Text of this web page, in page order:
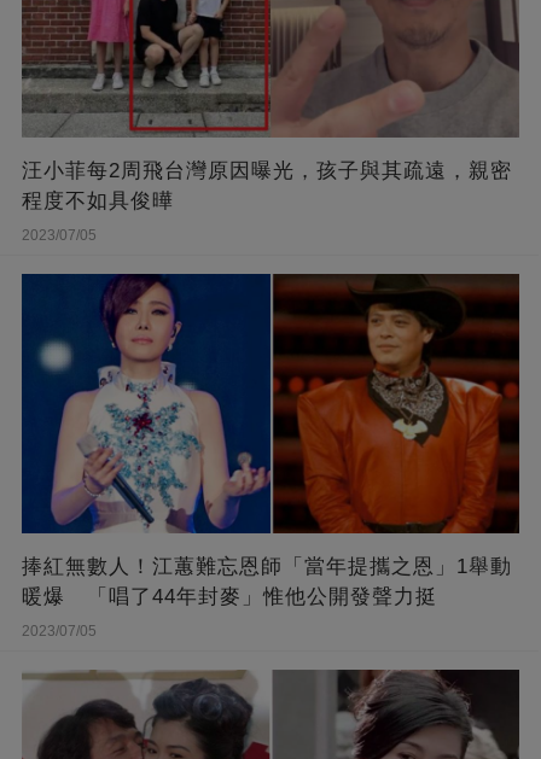
汪小菲每2周飛台灣原因曝光，孩子與其疏遠，親密
程度不如具俊曄
2023/07/05
捧紅無數人！江蕙難忘恩師「當年提攜之恩」1舉動
暖爆 「唱了44年封麥」惟他公開發聲力挺
2023/07/05